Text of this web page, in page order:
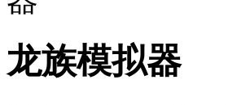
龙族模拟器